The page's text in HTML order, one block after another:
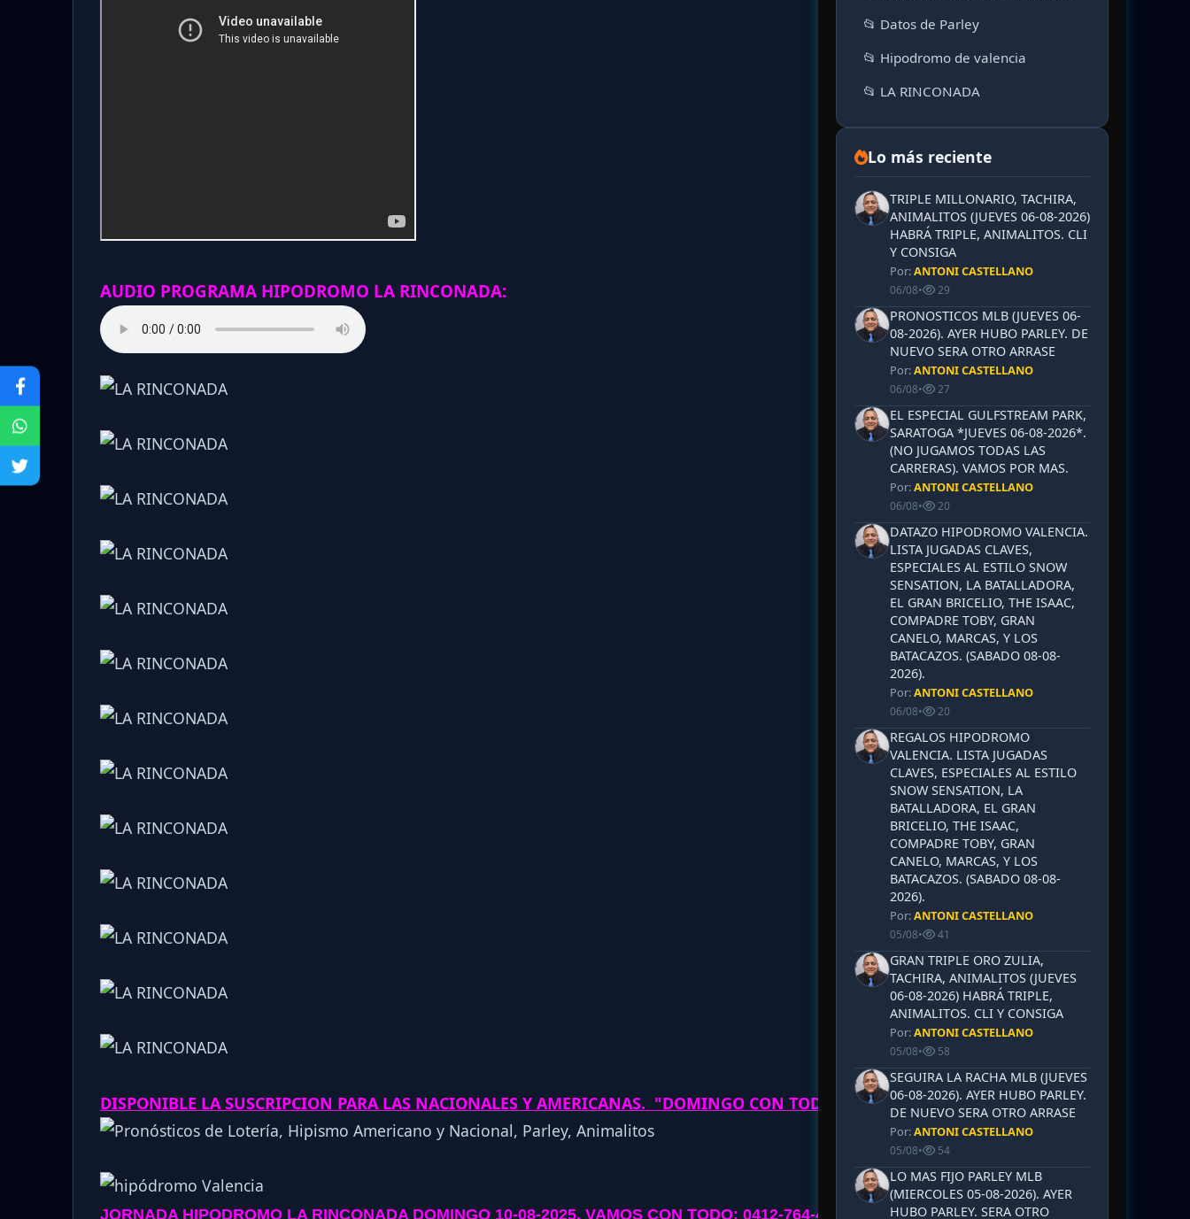
AUDIO PROGRAMA HIPODROMO LA RINCONADA:
DISPONIBLE LA SUSCRIPCION PARA LAS NACIONALES Y AMERICANAS. "DOMINGO CON TODO"
JORNADA HIPODROMO LA RINCONADA DOMINGO 10-08-2025. VAMOS CON TODO: 0412-764-49-
📂 Datos de Parley
📂 Hipodromo de valencia
📂 LA RINCONADA
Lo más reciente
TRIPLE MILLONARIO, TACHIRA,
ANIMALITOS (JUEVES 06-08-2026)
HABRÁ TRIPLE, ANIMALITOS. CLI
Y CONSIGA
Por:ANTONI CASTELLANO
06/08• 29
PRONOSTICOS MLB (JUEVES 06-
08-2026). AYER HUBO PARLEY. DE
NUEVO SERA OTRO ARRASE
Por:ANTONI CASTELLANO
06/08• 27
EL ESPECIAL GULFSTREAM PARK,
SARATOGA *JUEVES 06-08-2026*.
(NO JUGAMOS TODAS LAS
CARRERAS). VAMOS POR MAS.
Por:ANTONI CASTELLANO
06/08• 20
DATAZO HIPODROMO VALENCIA.
LISTA JUGADAS CLAVES,
ESPECIALES AL ESTILO SNOW
SENSATION, LA BATALLADORA,
EL GRAN BRICELIO, THE ISAAC,
COMPADRE TOBY, GRAN
CANELO, MARCAS, Y LOS
BATACAZOS. (SABADO 08-08-
2026).
Por:ANTONI CASTELLANO
06/08• 20
REGALOS HIPODROMO
VALENCIA. LISTA JUGADAS
CLAVES, ESPECIALES AL ESTILO
SNOW SENSATION, LA
BATALLADORA, EL GRAN
BRICELIO, THE ISAAC,
COMPADRE TOBY, GRAN
CANELO, MARCAS, Y LOS
BATACAZOS. (SABADO 08-08-
2026).
Por:ANTONI CASTELLANO
05/08• 41
GRAN TRIPLE ORO ZULIA,
TACHIRA, ANIMALITOS (JUEVES
06-08-2026) HABRÁ TRIPLE,
ANIMALITOS. CLI Y CONSIGA
Por:ANTONI CASTELLANO
05/08• 58
SEGUIRA LA RACHA MLB (JUEVES
06-08-2026). AYER HUBO PARLEY.
DE NUEVO SERA OTRO ARRASE
Por:ANTONI CASTELLANO
05/08• 54
LO MAS FIJO PARLEY MLB
(MIERCOLES 05-08-2026). AYER
HUBO PARLEY. SERA OTRO